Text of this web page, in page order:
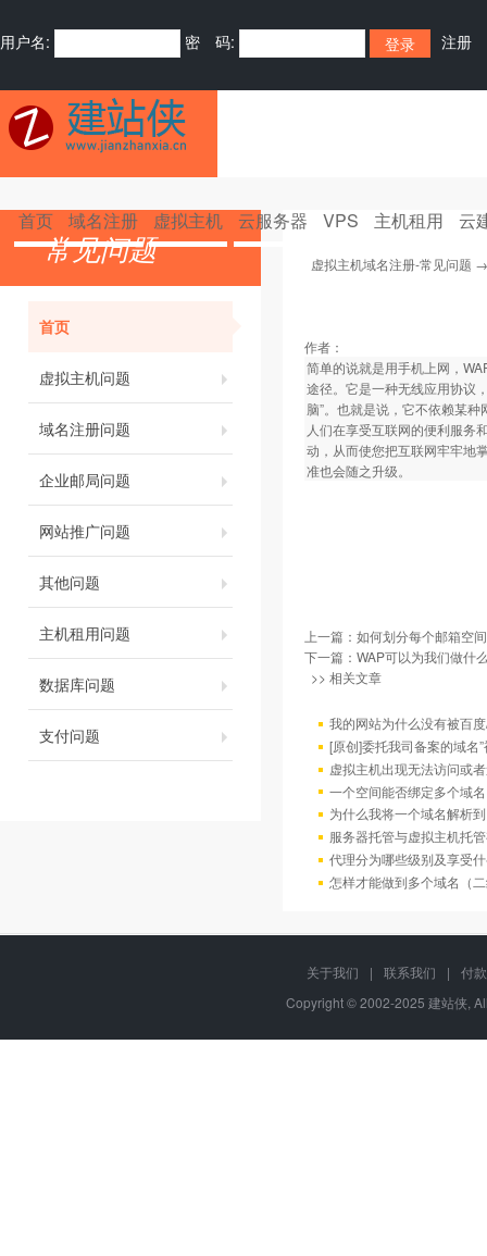
用户名: 密 码: 注册
首页 域名注册 虚拟主机 云服务器 VPS 主机租用 云
常见问题
首页
虚拟主机问题
域名注册问题
企业邮局问题
网站推广问题
其他问题
主机租用问题
数据库问题
支付问题
虚拟主机域名注册-常见问题
作者：
简单的说就是用手机上网，
途径。它是一种无线应用协议
脑”。也就是说，它不依赖某
人们在享受互联网的便利服务
动，从而使您把互联网牢牢地
准也会随之升级。
上一篇： 如何划分每个邮箱空
下一篇： WAP可以为我们做什
>> 相关文章
我的网站为什么没有被百
[原创]委托我司备案的域名
虚拟主机出现无法访问或
一个空间能否绑定多个域
为什么我将一个域名解析
服务器托管与虚拟主机托
代理分为哪些级别及享受
怎样才能做到多个域名（
关于我们 | 联系我们 |
付
Copyright © 2002-2025 建站侠,